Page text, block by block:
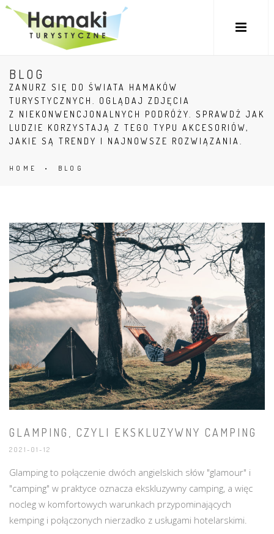
BLOG
ZANURZ SIĘ DO ŚWIATA HAMAKÓW
TURYSTYCZNYCH. OGLĄDAJ ZDJĘCIA
Z NIEKONWENCJONALNYCH PODRÓŻY. SPRAWDŹ JAK
LUDZIE KORZYSTAJĄ Z TEGO TYPU AKCESORIÓW,
JAKIE SĄ TRENDY I NAJNOWSZE ROZWIĄZANIA.
HOME • BLOG
GLAMPING, CZYLI EKSKLUZYWNY CAMPING
2021-01-12
Glamping to połączenie dwóch angielskich słów "glamour" i
"camping" w praktyce oznacza ekskluzywny camping, a więc
nocleg w komfortowych warunkach przypominających
kemping i połączonych nierzadko z usługami hotelarskimi.